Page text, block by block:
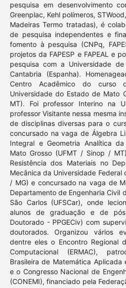
pesquisa em desenvolvimento
Greenplac, Kehl polímeros,
Madeiras Termo tratadas), é
de pesquisa independentes e
fomento à pesquisa (CNPq,
projetos da FAPESP e FAPEAL e
pesquisa com a Universidade
Cantabria (Espanha).
Centro Acadêmico do curso
Universidade do Estado de Mato
MT). Foi professor Interino na
professor Visitante nessa mesma
de disciplinas diversas para o
concursado na vaga de Álgebra
Integral e Geometria Analítica
Mato Grosso (UFMT / Sinop /
Resistência dos Materiais no
Mecânica da Universidade Federal
/ MG) e concursado na vaga de
Departamento de Engenharia Civil
São Carlos (UFSCar), onde
alunos de graduação e de
Doutorado - PPGECiv) com
doutorados. Organizou vários
dentre eles o Encontro Regional
Computacional (ERMAC),
Brasileira de Matemática Aplicada
e o Congresso Nacional de
(CONEMI), financiado pela